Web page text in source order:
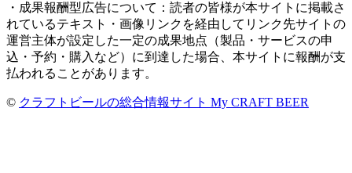
・成果報酬型広告について：読者の皆様が本サイトに掲載さ
れているテキスト・画像リンクを経由してリンク先サイトの
運営主体が設定した一定の成果地点（製品・サービスの申
込・予約・購入など）に到達した場合、本サイトに報酬が支
払われることがあります。
© クラフトビールの総合情報サイト My CRAFT BEER